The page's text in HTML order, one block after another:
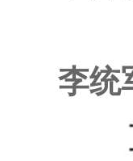
李统